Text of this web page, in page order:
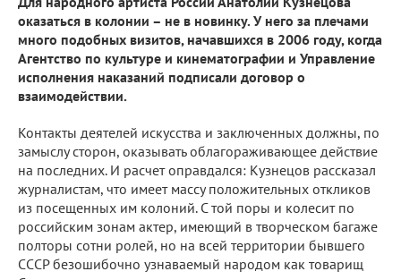
оказаться в колонии – не в новинку. У него за плечами
много подобных визитов, начавшихся в 2006 году, когда
Агентство по культуре и кинематографии и Управление
исполнения наказаний подписали договор о
взаимодействии.
Контакты деятелей искусства и заключенных должны, по
замыслу сторон, оказывать облагораживающее действие
на последних. И расчет оправдался: Кузнецов рассказал
журналистам, что имеет массу положительных откликов
из посещенных им колоний. С той поры и колесит по
российским зонам актер, имеющий в творческом багаже
полторы сотни ролей, но на всей территории бывшего
СССР безошибочно узнаваемый народом как товарищ